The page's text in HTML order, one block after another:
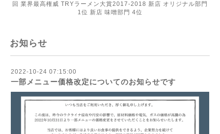
回 業界最高権威 TRYラーメン大賞2017-2018 新店 オリジナル部門
1位 新店 味噌部門 4位
お知らせ
2022-10-24 07:15:00
一部メニュー価格改定についてのお知らせです